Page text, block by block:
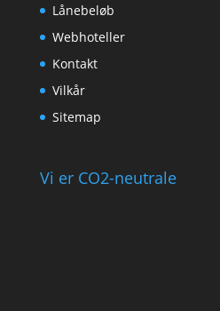
Lånebeløb
Webhoteller
Kontakt
Vilkår
Sitemap
Vi er CO2-neutrale